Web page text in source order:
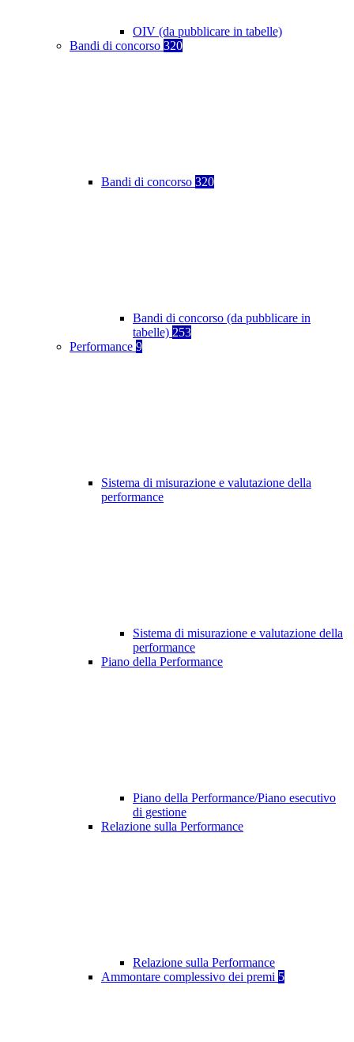
OIV (da pubblicare in tabelle)
Bandi di concorso 320
Bandi di concorso 320
Bandi di concorso (da pubblicare in
tabelle) 253
Performance 9
Sistema di misurazione e valutazione della
performance
Sistema di misurazione e valutazione della
performance
Piano della Performance
Piano della Performance/Piano esecutivo
di gestione
Relazione sulla Performance
Relazione sulla Performance
Ammontare complessivo dei premi 5